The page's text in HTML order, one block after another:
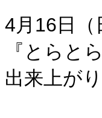
4月16日（
『とらと
出来上が